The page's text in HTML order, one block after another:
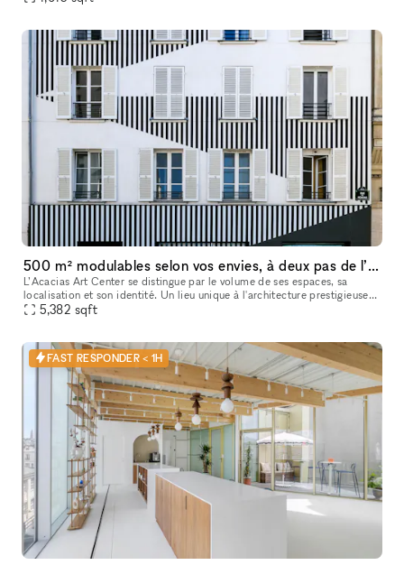
500 m² modulables selon vos envies, à deux pas de l’Arc de Triomphe.
L’Acacias Art Center se distingue par le volume de ses espaces, sa
localisation et son identité. Un lieu unique à l'architecture prestigieuse
5,382 sqft
FAST RESPONDER < 1H